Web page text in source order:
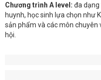
Chương trình A level: đa dạng
huynh, học sinh lựa chọn như
sản phẩm và các môn chuyên
hội.